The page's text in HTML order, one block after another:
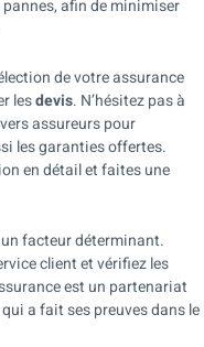
pannes, afin de minimiser
de votre assurance
lesdevis. N’hésitez pas à
assureurs pour
les garanties offertes.
en détail et faites une
facteur déterminant.
client et vérifiez les
est un partenariat
a fait ses preuves dans le